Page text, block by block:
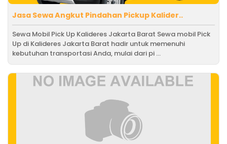
Jasa Sewa Angkut Pindahan Pickup Kalider..
Sewa Mobil Pick Up Kalideres Jakarta Barat Sewa mobil Pick
Up di Kalideres Jakarta Barat hadir untuk memenuhi
kebutuhan transportasi Anda, mulai dari pi ...